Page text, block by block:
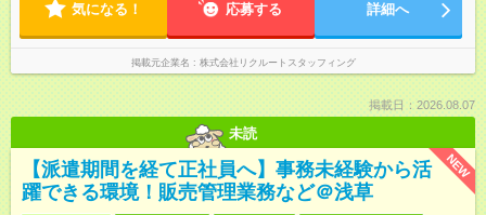
気になる！ 応募する 詳細へ
掲載元企業名 株式会社リクルートスタッフィング
掲載日：2026.08.07
未読
NEW
【派遣期間を経て正社員へ】事務未経験から活
躍できる環境！販売管理業務など＠浅草